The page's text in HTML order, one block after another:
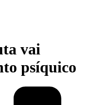
vai
psíquico